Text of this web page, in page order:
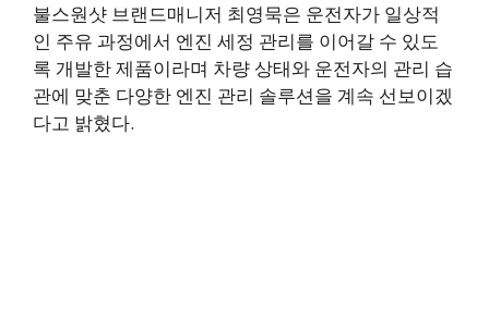
불스원샷 브랜드매니저 최영묵은 운전자가 일상적
인 주유 과정에서 엔진 세정 관리를 이어갈 수 있도
록 개발한 제품이라며 차량 상태와 운전자의 관리 습
관에 맞춘 다양한 엔진 관리 솔루션을 계속 선보이겠
다고 밝혔다.